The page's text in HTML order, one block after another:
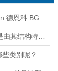
类别呢？